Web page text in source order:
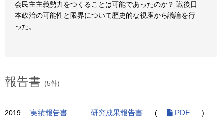
会民主主義勢力をつくることは可能であったのか？ 戦後日
本政治の可能性と限界について歴史的な視座から議論を行
った。
報告書 (5件)
2019 実績報告書 研究成果報告書 ( PDF )